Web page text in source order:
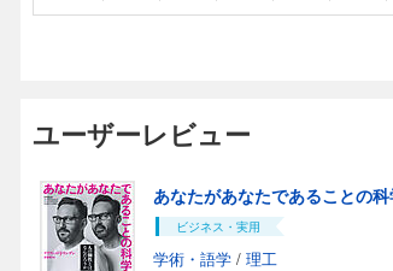
ユーザーレビュー
あなたがあなたであることの
ビジネス・実用
学術・語学 / 理工